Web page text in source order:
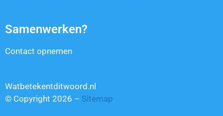
Samenwerken?
Contact opnemen
Watbetekentditwoord.nl
© Copyright 2026 – Sitemap